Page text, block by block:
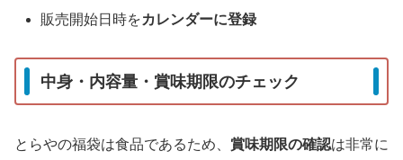
販売開始日時をカレンダーに登録
中身・内容量・賞味期限のチェック
とらやの福袋は食品であるため、 賞味期限の確認は非常に